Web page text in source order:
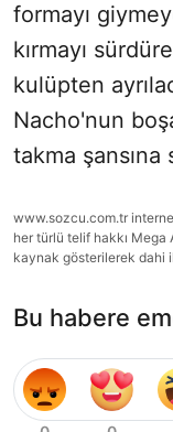
formayı
kırmayı
kulüpten
Nacho'nun
takma şansına
www.sozcu.com.tr
her türlü telif hakkı Mega
kaynak gösterilerek dahi
Bu habere